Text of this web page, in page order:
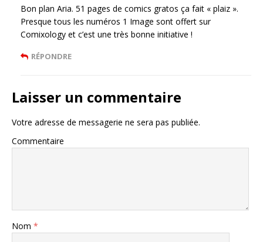
Bon plan Aria. 51 pages de comics gratos ça fait « plaiz ».
Presque tous les numéros 1 Image sont offert sur
Comixology et c’est une très bonne initiative !
RÉPONDRE
Laisser un commentaire
Votre adresse de messagerie ne sera pas publiée.
Commentaire
Nom *